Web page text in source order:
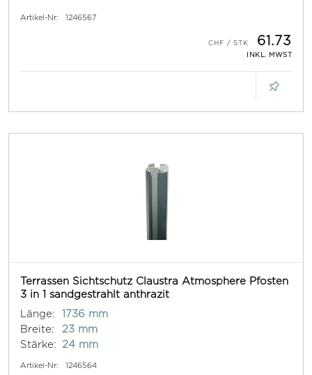
Artikel-Nr: 1246567
61.73
INKL. MWST
Terrassen Sichtschutz Claustra Atmosphere Pfosten
3 in 1 sandgestrahlt anthrazit
Länge:
1736 mm
Breite:
23 mm
Stärke:
24 mm
Artikel-Nr: 1246564